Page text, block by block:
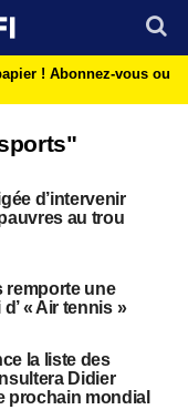
! Abonnez-vous ou
d’intervenir
au trou
remporte une
« Air tennis »
la liste des
Didier
prochain mondial